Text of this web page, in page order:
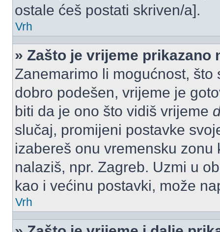
ostale ćeš postati skriven/a].
Vrh
» Zašto je vrijeme prikazano
Zanemarimo li mogućnost,
dobro podešen, vrijeme je
biti da je ono što vidiš vrijeme
slučaj, promijeni postavke
izabereš onu vremensku
nalaziš, npr. Zagreb. Uzmi u
kao i većinu postavki, može
Vrh